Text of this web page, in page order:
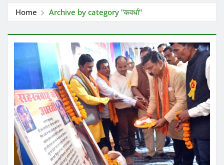
Home Archive by category "कवर्धा"